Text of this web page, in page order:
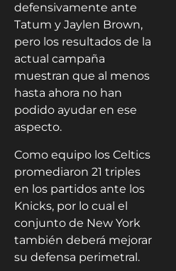
defensivamente ante
Tatum y Jaylen Brown,
pero los resultados de la
actual campaña
muestran que al menos
hasta ahora no han
podido ayudar en ese
aspecto.
Como equipo los Celtics
promediaron 21 triples
en los partidos ante los
Knicks, por lo cual el
conjunto de New York
también deberá mejorar
su defensa perimetral.